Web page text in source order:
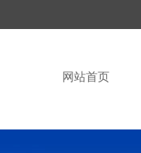
网站首页